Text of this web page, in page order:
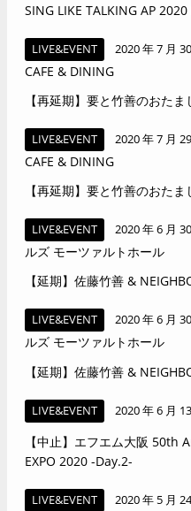
SING LIKE TALKING AP
LIVE&EVENT 2020 年 7 月
CAFE & DINING
【再延期】要と竹善のおた
LIVE&EVENT 2020 年 7 月
CAFE & DINING
【再延期】要と竹善のおた
LIVE&EVENT 2020 年 6 月
ルズ モーツァルトホール
【延期】佐藤竹善 &
LIVE&EVENT 2020 年 6 月
ルズ モーツァルトホール
【延期】佐藤竹善 &
LIVE&EVENT 2020 年 6 月
【中止】エフエム大阪 50th
EXPO 2020 -Day.2-
LIVE&EVENT 2020 年 5 月